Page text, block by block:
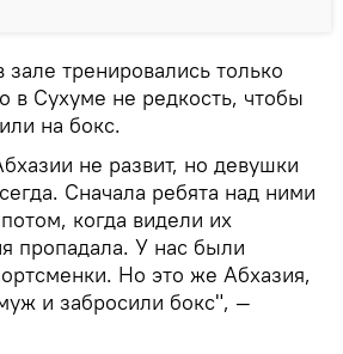
тренировались только
в Сухуме не редкость, чтобы
на бокс.
не развит, но девушки
Сначала ребята над ними
когда видели их
пропадала. У нас были
Но это же Абхазия,
и забросили бокс", —